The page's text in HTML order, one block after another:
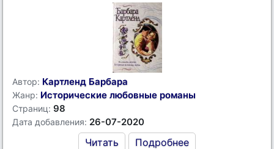
Автор: Картленд Барбара
Жанр: Исторические любовные романы
Страниц: 98
Дата добавления: 26-07-2020
Читать Подробнее